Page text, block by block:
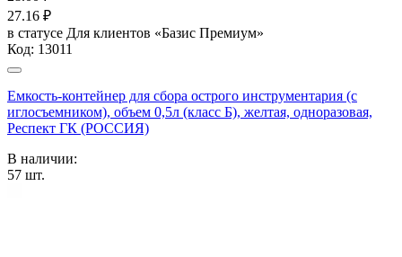
27.16 ₽
в статусе Для клиентов «Базис Премиум»
Код: 13011
Емкость-контейнер для сбора острого инструментария (с
иглосъемником), объем 0,5л (класс Б), желтая, одноразовая,
Респект ГК (РОССИЯ)
В наличии:
57 шт.